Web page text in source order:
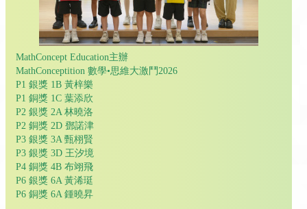
MathConcept Education主辦
MathConceptition 數學•思維大激鬥2026
P1 銀獎 1B 黃梓樂
P1 銅獎 1C 葉添欣
P2 銀獎 2A 林曉洛
P2 銅獎 2D 鄧諾津
P3 銀獎 3A 甄栩賢
P3 銀獎 3D 王汐境
P4 銅獎 4B 布翊飛
P6 銀獎 6A 黃浠珽
P6 銅獎 6A 鍾曉昇